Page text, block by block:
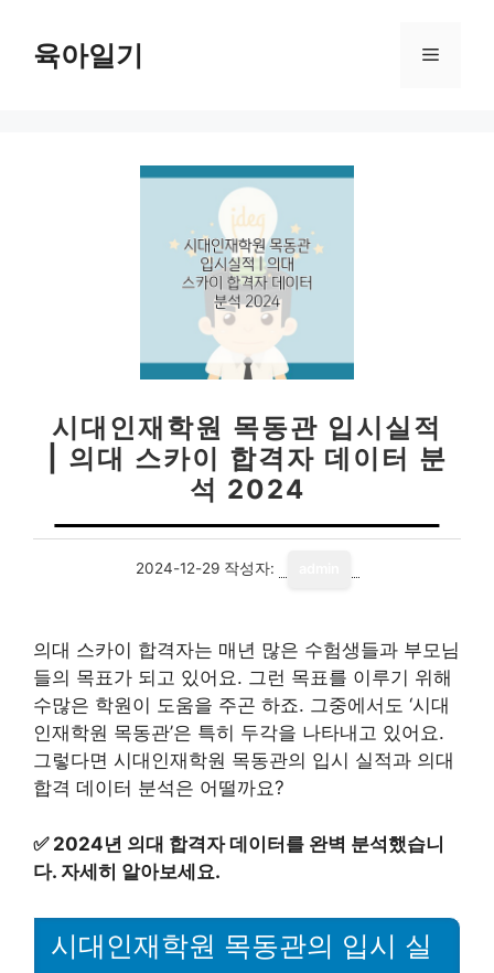
육아일기 메
시대인재학원 목동관 입시실적
| 의대 스카이 합격자 데이터 분
석 2024
2024-12-29 작성자:
의대 스카이 합격자는 매년 많은 수험생들과 부모님
들의 목표가 되고 있어요. 그런 목표를 이루기 위해
수많은 학원이 도움을 주곤 하죠. 그중에서도 ‘시대
인재학원 목동관’은 특히 두각을 나타내고 있어요.
그렇다면 시대인재학원 목동관의 입시 실적과 의대
합격 데이터 분석은 어떨까요?
✅ 2024년 의대 합격자 데이터를 완벽 분석했습니
다. 자세히 알아보세요.
시대인재학원 목동관의 입시 실